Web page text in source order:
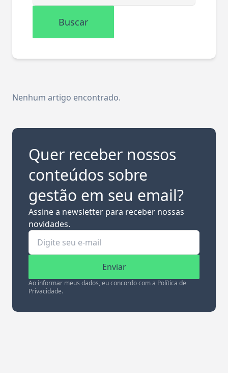
Buscar
Nenhum artigo encontrado.
Quer receber nossos
conteúdos sobre
gestão em seu email?
Assine a newsletter para receber nossas
novidades.
Enviar
Ao informar meus dados, eu concordo com a Política de
Privacidade.